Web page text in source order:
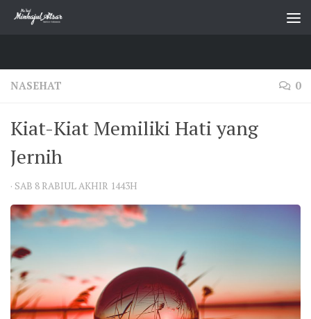
Skip to content
NASEHAT 0
Kiat-Kiat Memiliki Hati yang
Jernih
· SAB 8 RABIUL AKHIR 1443H